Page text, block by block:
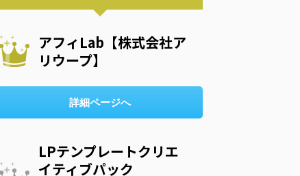
アフィLab【株式会社ア
リウープ】
詳細ページへ
LPテンプレートクリエ
イティブパック